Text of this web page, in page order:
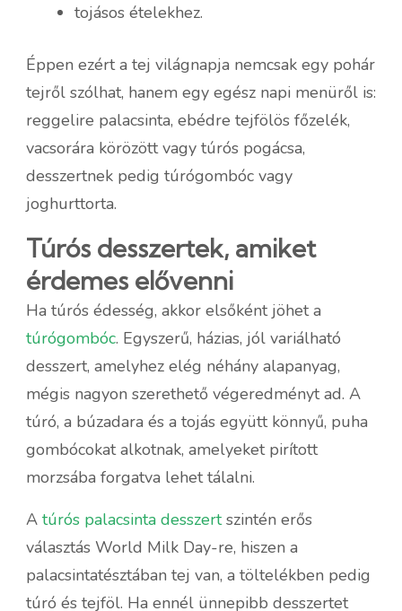
tojásos ételekhez.
Éppen ezért a tej világnapja nemcsak egy pohár
tejről szólhat, hanem egy egész napi menüről is:
reggelire palacsinta, ebédre tejfölös főzelék,
vacsorára körözött vagy túrós pogácsa,
desszertnek pedig túrógombóc vagy
joghurttorta.
Túrós desszertek, amiket
érdemes elővenni
Ha túrós édesség, akkor elsőként jöhet a
túrógombóc. Egyszerű, házias, jól variálható
desszert, amelyhez elég néhány alapanyag,
mégis nagyon szerethető végeredményt ad. A
túró, a búzadara és a tojás együtt könnyű, puha
gombócokat alkotnak, amelyeket pirított
morzsába forgatva lehet tálalni.
A túrós palacsinta desszertszintén erős
választás World Milk Day-re, hiszen a
palacsintatésztában tej van, a töltelékben pedig
túró és tejföl. Ha ennél ünnepibb desszertet